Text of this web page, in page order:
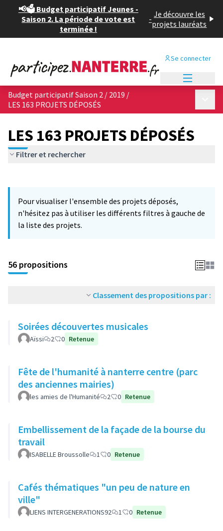
📢🗳️ Budget participatif Jeunes -
Saison 2. La période de vote est
terminée !
- Je découvre les
projets lauréats
Se connecter
Budget participatif Saison 2 / 2019 /
LES 163 PROJETS DÉPOSÉS
LES 163 PROJETS DÉPOSÉS
Filtrer et rechercher
−
Pour visualiser l'ensemble des projets déposés,
n'hésitez pas à utiliser les différents filtres à gauche de
la liste des projets.
56 propositions
Classement des propositions par :
Soirées découvertes musicales
Aïssi 2 0 Retenue
Fête de l'humanité à nanterre centre (parc
des anciennes mairies)
les amies de l'Humanité 2 0 Retenue
Embellissement de la façade de la bourse du
travail
ISABELLE Broussolle 1 0 Retenue
Cafés thématiques "un peu de nature en
ville"
LIENS INTERGENERATIONS92 1 0 Retenue